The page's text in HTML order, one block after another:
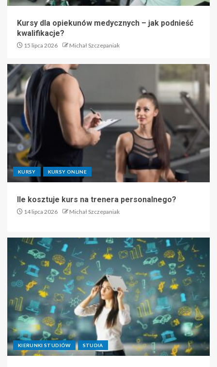
Kursy dla opiekunów medycznych – jak podnieść
kwalifikacje?
15 lipca 2026 Michał Szczepaniak
KURSY KURSY ONLINE
Ile kosztuje kurs na trenera personalnego?
14 lipca 2026 Michał Szczepaniak
KIERUNKI STUDIÓW STUDIA